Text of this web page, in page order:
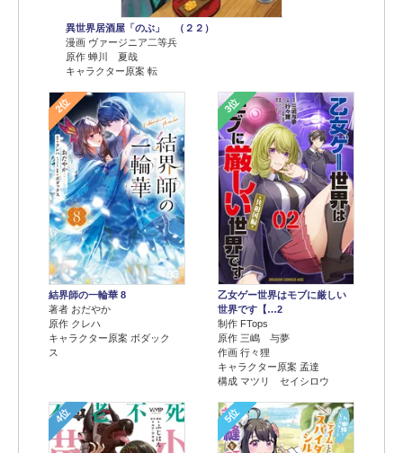
異世界居酒屋「のぶ」 （２２）
漫画 ヴァージニア二等兵
原作 蝉川 夏哉
キャラクター原案 転
2位
結界師の一輪華 8
著者 おだやか
原作 クレハ
キャラクター原案 ボダック
ス
3位
乙女ゲー世界はモブに厳しい
世界です【…2
制作 FTops
原作 三嶋 与夢
作画 行々狸
キャラクター原案 孟達
構成 マツリ セイシロウ
4位 5位